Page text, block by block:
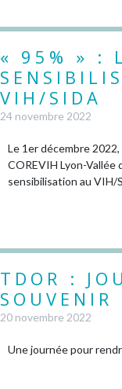
« 95% » :
VIH/SIDA
24 novembre 2022
Le 1er décembre
COREVIH Lyon-Vallée
sensibilisation au VIH/
TDOR :
20 novembre 2022
Une journée pour